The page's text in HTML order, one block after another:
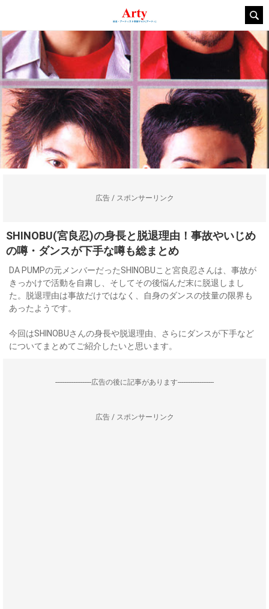
広告 / スポンサーリンク
SHINOBU(宮良忍)の身長と脱退理由！事故やいじめ
の噂・ダンスが下手な噂も総まとめ
DA PUMPの元メンバーだったSHINOBUこと宮良忍さんは、事故が
きっかけで活動を自粛し、そしてその後悩んだ末に脱退しまし
た。脱退理由は事故だけではなく、自身のダンスの技量の限界も
あったようです。
今回はSHINOBUさんの身長や脱退理由、さらにダンスが下手など
についてまとめてご紹介したいと思います。
--------------------広告の後に記事があります--------------------
広告 / スポンサーリンク